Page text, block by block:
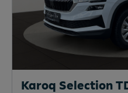
Karoq Selection